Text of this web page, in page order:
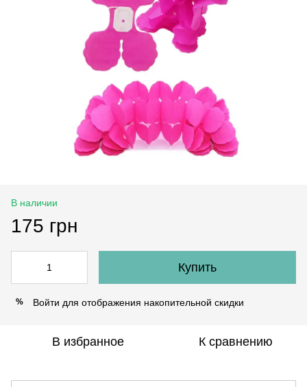
В наличии
175 грн
Купить
% Войти для отображения накопительной скидки
В избранное К сравнению